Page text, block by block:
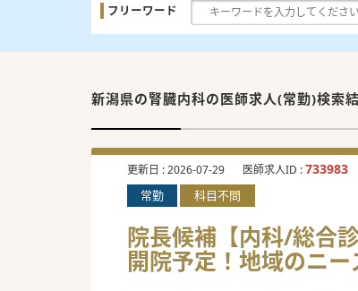
フリーワード
新潟県の腎臓内科の医師求人(常勤)検索
更新日 :2026-07-29 医師求人ID :733983
常勤 科目不問
院長候補【内科/総合
開院予定！地域のニ